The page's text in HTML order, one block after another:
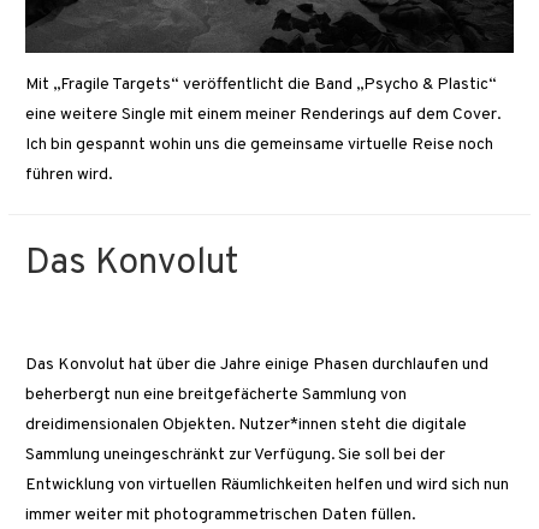
Mit „Fragile Targets“ veröffentlicht die Band „Psycho & Plastic“
eine weitere Single mit einem meiner Renderings auf dem Cover.
Ich bin gespannt wohin uns die gemeinsame virtuelle Reise noch
führen wird.
Das Konvolut
Das Konvolut hat über die Jahre einige Phasen durchlaufen und
beherbergt nun eine breitgefächerte Sammlung von
dreidimensionalen Objekten. Nutzer*innen steht die digitale
Sammlung uneingeschränkt zur Verfügung. Sie soll bei der
Entwicklung von virtuellen Räumlichkeiten helfen und wird sich nun
immer weiter mit photogrammetrischen Daten füllen.